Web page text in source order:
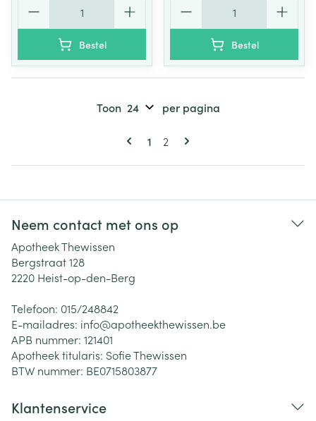
Bestel Bestel
Pagina's
U lees momenteel pagina
1 Pagina
2
Toon per pagina
Neem contact met ons op
Apotheek Thewissen
Bergstraat 128
2220 Heist-op-den-Berg
Telefoon: 015/248842
E-mailadres: info@apotheekthewissen.be
APB nummer: 121401
Apotheek titularis: Sofie Thewissen
BTW nummer: BE0715803877
Klantenservice